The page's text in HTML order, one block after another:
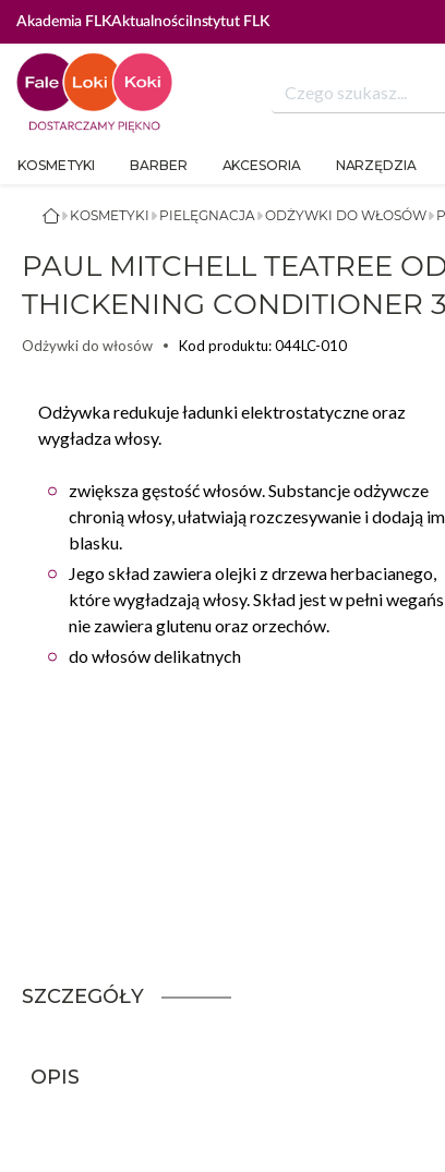
Akademia FLKAktualnościInstytut FLK
KOSMETYKI BARBER AKCESORIA NARZĘDZIA
ODŻYWKI DO WŁOSÓW
PIELĘGNACJA
KOSMETYKI
PAUL MITCHELL TEATREE
THICKENING CONDITIONER
Odżywki do włosów Kod produktu: 044LC-010
Odżywka redukuje ładunki elektrostatyczne oraz
wygładza włosy.
zwiększa gęstość włosów. Substancje odżywcze
chronią włosy, ułatwiają rozczesywanie i dodają im
blasku.
Jego skład zawiera olejki z drzewa herbacianego,
które wygładzają włosy. Skład jest w pełni
nie zawiera glutenu oraz orzechów.
do włosów delikatnych
SZCZEGÓŁY
OPIS